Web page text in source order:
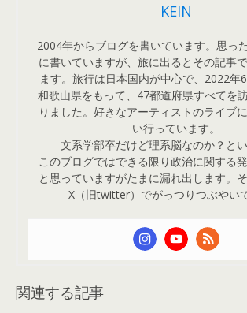
KEIN
2004年からブログを書いています。思っ
に書いていますが、旅に出るとその記事
ます。旅行は日本国内が中心で、2022年
和歌山県をもって、47都道府県すべてを
りました。好きなアーティストのライブ
い行っています。
文系学部卒だけど理系脳なのか？とい
このブログではできる限り政治に関する
と思っていますがたまに漏れ出します。
X（旧twitter）でがっつりつぶやい
関連する記事